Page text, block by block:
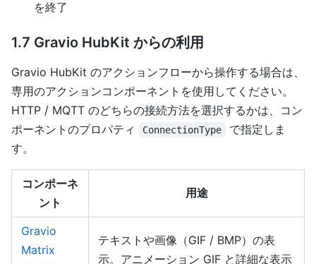
を終了
1.7 Gravio HubKit からの利用
Gravio HubKit のアクションフローから操作する場合は、
専用のアクションコンポーネントを使用してください。
HTTP / MQTT のどちらの接続方法を選択するかは、コン
ポーネントのプロパティ
ConnectionType
で指定しま
す。
コンポーネ
ント
用途
Gravio
Matrix
テキストや画像（GIF / BMP）の表
示。アニメーション GIF と詳細な表示